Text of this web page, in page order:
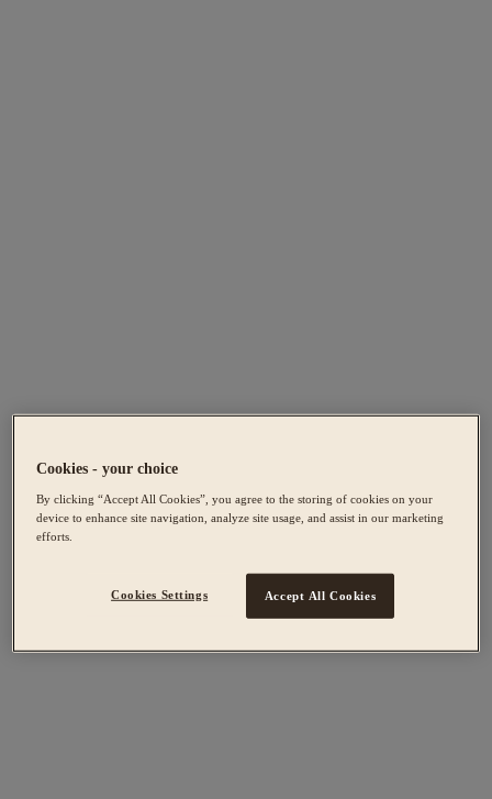
Cookies - your choice
By clicking “Accept All Cookies”, you agree to the storing of cookies on your
device to enhance site navigation, analyze site usage, and assist in our marketing
efforts.
Cookies Settings Accept All Cookies